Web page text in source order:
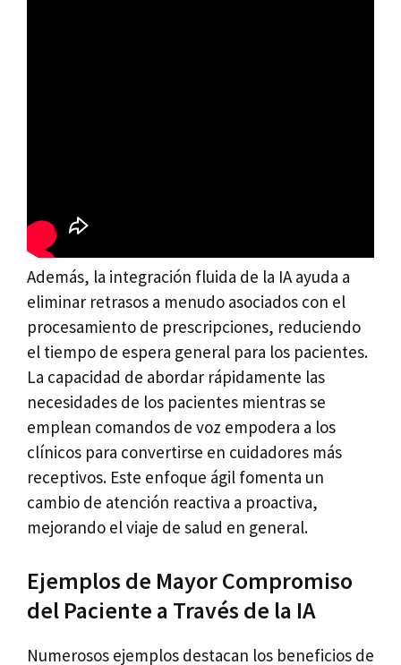
Además, la integración fluida de la IA ayuda a
eliminar retrasos a menudo asociados con el
procesamiento de prescripciones, reduciendo
el tiempo de espera general para los pacientes.
La capacidad de abordar rápidamente las
necesidades de los pacientes mientras se
emplean comandos de voz empodera a los
clínicos para convertirse en cuidadores más
receptivos. Este enfoque ágil fomenta un
cambio de atención reactiva a proactiva,
mejorando el viaje de salud en general.
Ejemplos de Mayor Compromiso
del Paciente a Través de la IA
Numerosos ejemplos destacan los beneficios de